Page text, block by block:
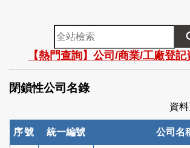
全
站
檢
索
【熱門查詢】公司/商業/工廠登記
閉鎖性公司名錄
資
序號 統一編號 公司名